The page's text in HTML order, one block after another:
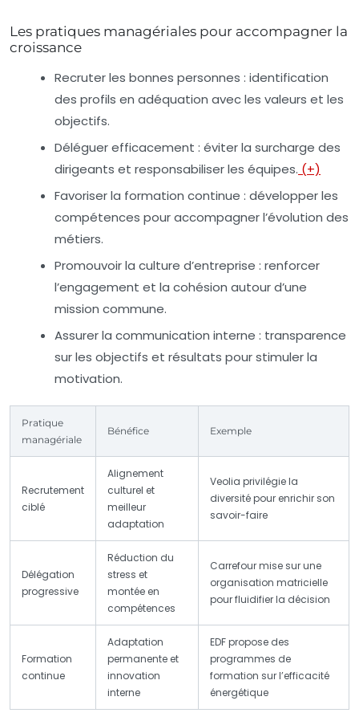
Les pratiques managériales pour accompagner la
croissance
Recruter les bonnes personnes : identification
des profils en adéquation avec les valeurs et les
objectifs.
Déléguer efficacement : éviter la surcharge des
dirigeants et responsabiliser les équipes. (+)
Favoriser la formation continue : développer les
compétences pour accompagner l’évolution des
métiers.
Promouvoir la culture d’entreprise : renforcer
l’engagement et la cohésion autour d’une
mission commune.
Assurer la communication interne : transparence
sur les objectifs et résultats pour stimuler la
motivation.
Pratique
managériale
Bénéfice Exemple
Recrutement
ciblé
Alignement
culturel et
meilleur
adaptation
Veolia privilégie la
diversité pour enrichir son
savoir-faire
Délégation
progressive
Réduction du
stress et
montée en
compétences
Carrefour mise sur une
organisation matricielle
pour fluidifier la décision
Formation
continue
Adaptation
permanente et
innovation
interne
EDF propose des
programmes de
formation sur l’efficacité
énergétique